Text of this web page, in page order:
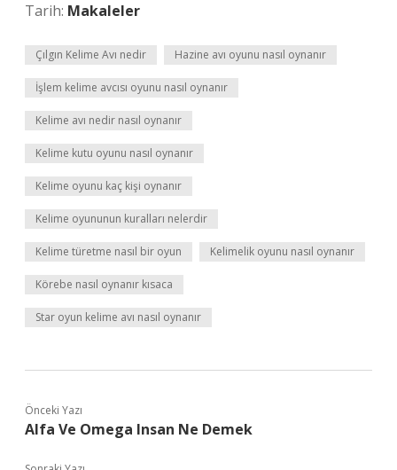
Tarih: Makaleler
Çılgın Kelime Avı nedir Hazine avı oyunu nasıl oynanır
İşlem kelime avcısı oyunu nasıl oynanır
Kelime avı nedir nasıl oynanır
Kelime kutu oyunu nasıl oynanır
Kelime oyunu kaç kişi oynanır
Kelime oyununun kuralları nelerdir
Kelime türetme nasıl bir oyun Kelimelik oyunu nasıl oynanır
Körebe nasıl oynanır kısaca
Star oyun kelime avı nasıl oynanır
Önceki Yazı
Alfa Ve Omega Insan Ne Demek